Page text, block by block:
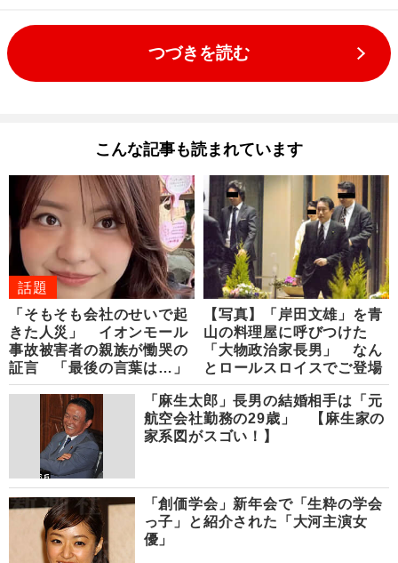
つづきを読む
こんな記事も読まれています
話題
「そもそも会社のせいで起
きた人災」 イオンモール
事故被害者の親族が慟哭の
証言 「最後の言葉は…」
【写真】「岸田文雄」を青
山の料理屋に呼びつけた
「大物政治家長男」 なん
とロールスロイスでご登場
「麻生太郎」長男の結婚相手は「元
航空会社勤務の29歳」 【麻生家の
家系図がスゴい！】
「創価学会」新年会で「生粋の学会
っ子」と紹介された「大河主演女
優」